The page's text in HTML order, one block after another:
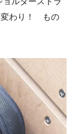
変わり！ もの